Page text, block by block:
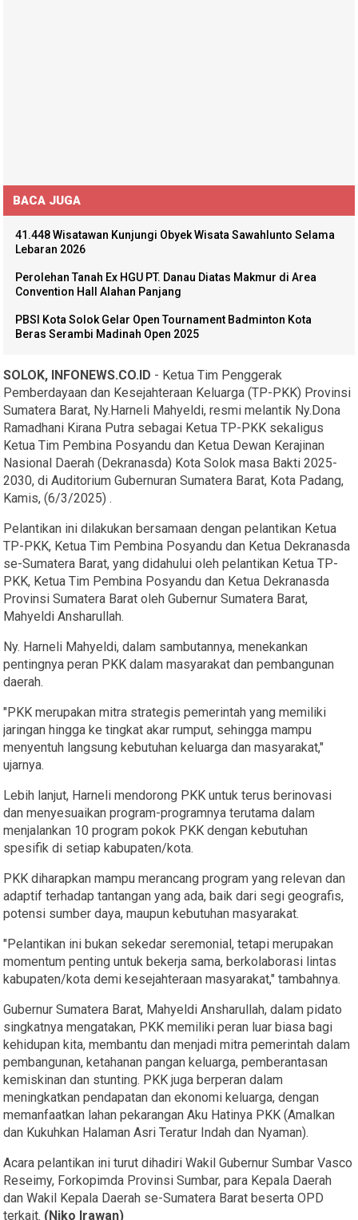
BACA JUGA
41.448 Wisatawan Kunjungi Obyek Wisata Sawahlunto Selama
Lebaran 2026
Perolehan Tanah Ex HGU PT. Danau Diatas Makmur di Area
Convention Hall Alahan Panjang
PBSI Kota Solok Gelar Open Tournament Badminton Kota
Beras Serambi Madinah Open 2025
SOLOK, INFONEWS.CO.ID - Ketua Tim Penggerak
Pemberdayaan dan Kesejahteraan Keluarga (TP-PKK) Provinsi
Sumatera Barat, Ny.Harneli Mahyeldi, resmi melantik Ny.Dona
Ramadhani Kirana Putra sebagai Ketua TP-PKK sekaligus
Ketua Tim Pembina Posyandu dan Ketua Dewan Kerajinan
Nasional Daerah (Dekranasda) Kota Solok masa Bakti 2025-
2030, di Auditorium Gubernuran Sumatera Barat, Kota Padang,
Kamis, (6/3/2025) .
Pelantikan ini dilakukan bersamaan dengan pelantikan Ketua
TP-PKK, Ketua Tim Pembina Posyandu dan Ketua Dekranasda
se-Sumatera Barat, yang didahului oleh pelantikan Ketua TP-
PKK, Ketua Tim Pembina Posyandu dan Ketua Dekranasda
Provinsi Sumatera Barat oleh Gubernur Sumatera Barat,
Mahyeldi Ansharullah.
Ny. Harneli Mahyeldi, dalam sambutannya, menekankan
pentingnya peran PKK dalam masyarakat dan pembangunan
daerah.
"PKK merupakan mitra strategis pemerintah yang memiliki
jaringan hingga ke tingkat akar rumput, sehingga mampu
menyentuh langsung kebutuhan keluarga dan masyarakat,"
ujarnya.
Lebih lanjut, Harneli mendorong PKK untuk terus berinovasi
dan menyesuaikan program-programnya terutama dalam
menjalankan 10 program pokok PKK dengan kebutuhan
spesifik di setiap kabupaten/kota.
PKK diharapkan mampu merancang program yang relevan dan
adaptif terhadap tantangan yang ada, baik dari segi geografis,
potensi sumber daya, maupun kebutuhan masyarakat.
"Pelantikan ini bukan sekedar seremonial, tetapi merupakan
momentum penting untuk bekerja sama, berkolaborasi lintas
kabupaten/kota demi kesejahteraan masyarakat," tambahnya.
Gubernur Sumatera Barat, Mahyeldi Ansharullah, dalam pidato
singkatnya mengatakan, PKK memiliki peran luar biasa bagi
kehidupan kita, membantu dan menjadi mitra pemerintah dalam
pembangunan, ketahanan pangan keluarga, pemberantasan
kemiskinan dan stunting. PKK juga berperan dalam
meningkatkan pendapatan dan ekonomi keluarga, dengan
memanfaatkan lahan pekarangan Aku Hatinya PKK (Amalkan
dan Kukuhkan Halaman Asri Teratur Indah dan Nyaman).
Acara pelantikan ini turut dihadiri Wakil Gubernur Sumbar Vasco
Reseimy, Forkopimda Provinsi Sumbar, para Kepala Daerah
dan Wakil Kepala Daerah se-Sumatera Barat beserta OPD
terkait. (Niko Irawan)